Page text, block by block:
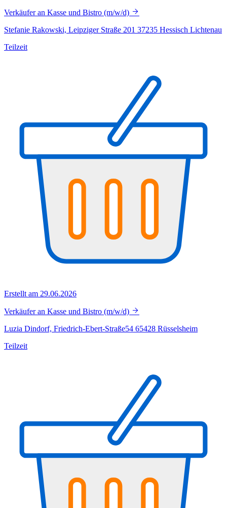
Verkäufer an Kasse und Bistro (m/w/d)
Stefanie Rakowski, Leipziger Straße 201 37235 Hessisch Lichtenau
Teilzeit
Erstellt am 29.06.2026
Verkäufer an Kasse und Bistro (m/w/d)
Luzia Dindorf, Friedrich-Ebert-Straße54 65428 Rüsselsheim
Teilzeit